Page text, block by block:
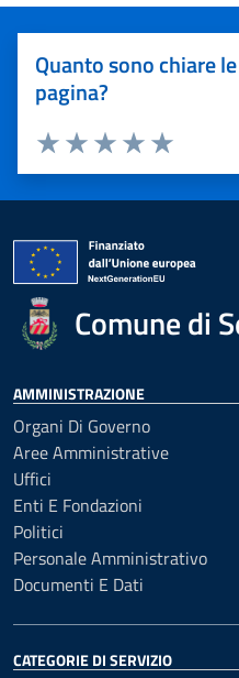
Quanto sono chiare
pagina?
Valuta 5
Valuta 4 stelle
Valuta 3 stelle su 5
Valuta 2 stelle su 5
Valuta 1 stelle su 5
Comune di
AMMINISTRAZIONE
Organi Di Governo
Aree Amministrative
Uffici
Enti E Fondazioni
Politici
Personale Amministrativo
Documenti E Dati
CATEGORIE DI SERVIZIO